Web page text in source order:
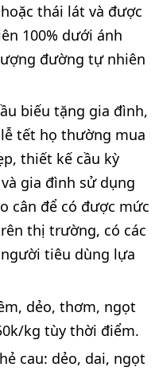
thái lát và được
100% dưới ánh
đường tự nhiên
biếu tặng gia đình,
tết họ thường mua
thiết kế cầu kỳ
gia đình sử dụng
cân để có được mức
thị trường, có các
tiêu dùng lựa
dẻo, thơm, ngọt
kg tùy thời điểm.
cau: dẻo, dai, ngọt